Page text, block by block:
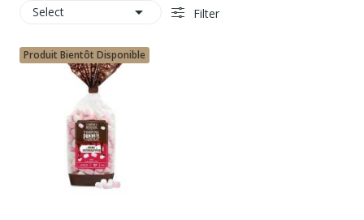
Select  Filter
Produit Bientôt Disponible